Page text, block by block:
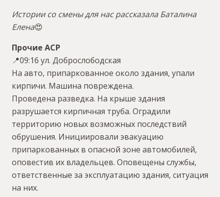
Истории со смены для нас рассказала Баталина
Елена😍
Прочие АСР
📍09:16 ул. Доброслободская
На авто, припаркованное около здания, упали
кирпичи. Машина повреждена.
Проведена разведка. На крыше здания
разрушается кирпичная труба. Оградили
территорию новых возможных последствий
обрушения. Инициировали эвакуацию
припаркованных в опасной зоне автомобилей,
оповестив их владельцев. Оповещены службы,
ответственные за эксплуатацию здания, ситуация
на них.